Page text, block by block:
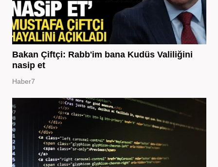
Bakan Çiftçi: Rabb'im bana Kudüs Valiliğini
nasip et
Haber7